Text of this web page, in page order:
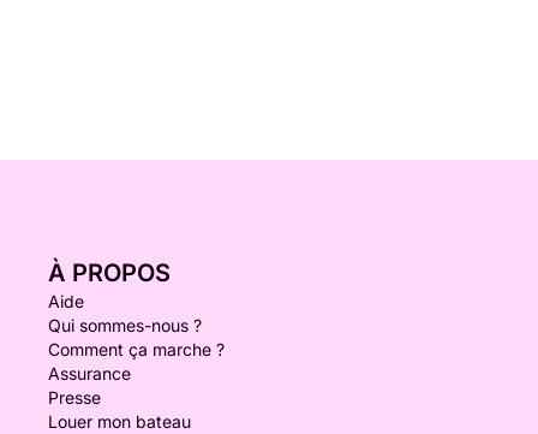
À PROPOS
Aide
Qui sommes-nous ?
Comment ça marche ?
Assurance
Presse
Louer mon bateau